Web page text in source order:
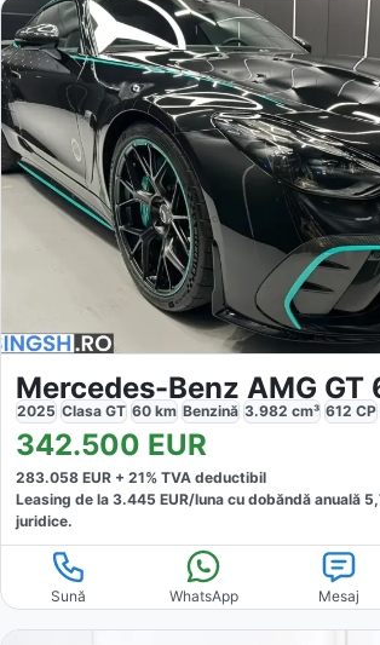
2025 Clasa GT 60 km Benzină 3.982 cm³ 612 CP
342.500 EUR
283.058 EUR + 21% TVA deductibil
Leasing de la 3.445 EUR/luna cu dobăndă anuală
juridice.
Sună WhatsApp Mesaj